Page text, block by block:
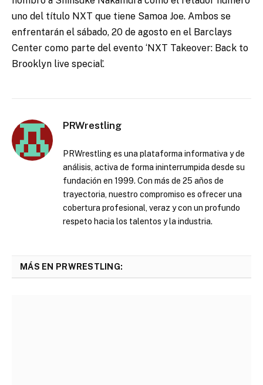
uno del título NXT que tiene Samoa Joe. Ambos se
enfrentarán el sábado, 20 de agosto en el Barclays
Center como parte del evento ‘NXT Takeover: Back to
Brooklyn live special’.
PRWrestling
PRWrestling es una plataforma informativa y de
análisis, activa de forma ininterrumpida desde su
fundación en 1999. Con más de 25 años de
trayectoria, nuestro compromiso es ofrecer una
cobertura profesional, veraz y con un profundo
respeto hacia los talentos y la industria.
MÁS EN PRWRESTLING: